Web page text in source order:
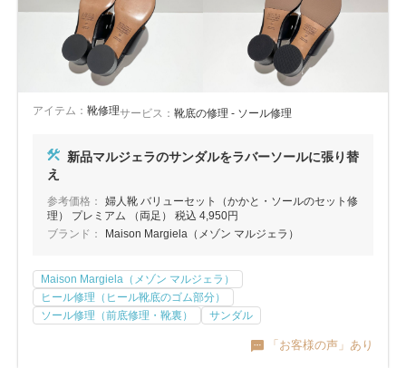
アイテム： 靴修理サービス： 靴底の修理 - ソール修理
新品マルジェラのサンダルをラバーソールに張り替
え
参考価格：
婦人靴 バリューセット（かかと・ソールのセット修
理） プレミアム （両足） 税込 4,950円
ブランド：
Maison Margiela（メゾン マルジェラ）
Maison Margiela（メゾン マルジェラ）
ヒール修理（ヒール靴底のゴム部分）
ソール修理（前底修理・靴裏）
サンダル
「お客様の声」あり